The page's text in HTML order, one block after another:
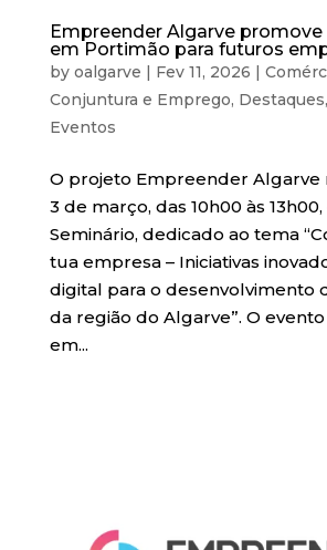
Empreender Algarve
em Portimão para futuros
by oalgarve | Fev 11, 2026 |
Conjuntura e Emprego, Destaques,
Eventos
O projeto Empreender Algarve
3 de março, das 10h00 às 13h00,
Seminário, dedicado ao tema
tua empresa – Iniciativas
digital para o desenvolvimento
da região do Algarve”. O
em...